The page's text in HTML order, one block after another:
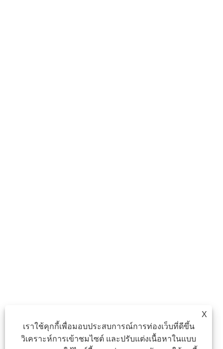
X
เราใช้คุกกี้เพื่อมอบประสบการณ์การท่องเว็บที่ดีขึ้น
วิเคราะห์การเข้าชมไซต์ และปรับแต่งเนื้อหาในแบบ